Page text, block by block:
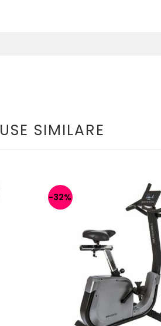
SIMILARE
-32%